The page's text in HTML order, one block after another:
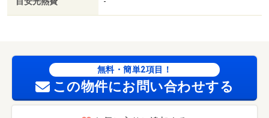
無料・簡単2項目！
この物件にお問い合わせする